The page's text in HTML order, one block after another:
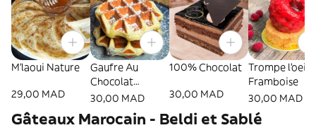
M'laoui Nature
29,00 MAD
Gaufre Au
Chocolat
Nutella
30,00 MAD
100% Chocolat
30,00 MAD
Trompe l'oeil
Framboise
30,00 MAD
Gâteaux Marocain - Beldi et Sablé